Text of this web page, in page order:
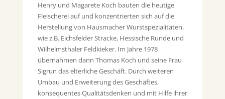
Henry und Magarete Koch bauten die heutige
Fleischerei auf und konzentrierten sich auf die
Herstellung von Hausmacher Wurstspezialitäten,
wie z.B. Eichsfelder Stracke, Hessische Runde und
Wilhelmsthaler Feldkieker. Im Jahre 1978
übernahmen dann Thomas Koch und seine Frau
Sigrun das elterliche Geschäft. Durch weiteren
Umbau und Erweiterung des Geschäftes,
konsequentes Qualitätsdenken und mit Hilfe ihrer